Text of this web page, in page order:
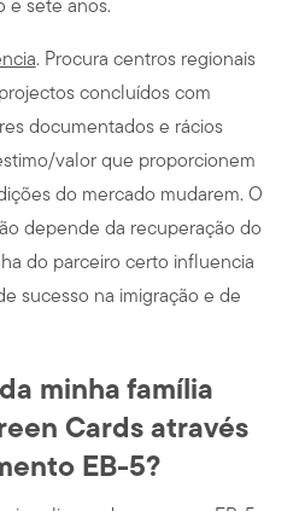
e sete anos.
. Procura centros regionais
concluídos com
documentados e rácios
valor que proporcionem
do mercado mudarem. O
depende da recuperação do
do parceiro certo influencia
sucesso na imigração e de
minha família
Cards através
EB-5?